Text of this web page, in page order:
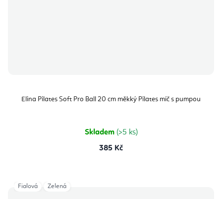
Elina Pilates Soft Pro Ball 20 cm měkký Pilates míč s pumpou
Skladem (>5 ks)
385 Kč
Fialová Zelená